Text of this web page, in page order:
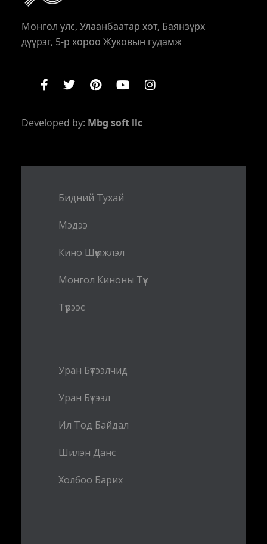
Монгол улс, Улаанбаатар хот, Баянзүрх
дүүрэг, 5-р хороо Жуковын гудамж
Developed by: Mbg soft llc
Бидний Тухай
Мэдээ
Кино Шүүмжлэл
Монгол Киноны Түүх
Түрээс
Уран Бүтээлчид
Уран Бүтээл
Ил Тод Байдал
Шилэн Данс
Холбоо Барих